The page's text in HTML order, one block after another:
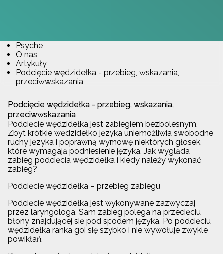
Psyche
O nas
Artykuły
Podcięcie wędzidełka - przebieg, wskazania,
przeciwwskazania
Podcięcie wędzidełka - przebieg, wskazania,
przeciwwskazania
Podcięcie wędzidełka jest zabiegiem bezbolesnym.
Zbyt krótkie wędzidełko języka uniemożliwia swobodne
ruchy języka i poprawną wymowę niektórych głosek,
które wymagają podniesienie języka. Jak wygląda
zabieg podcięcia wędzidełka i kiedy należy wykonać
zabieg?
Podcięcie wędzidełka – przebieg zabiegu
Podcięcie wędzidełka jest wykonywane zazwyczaj
przez laryngologa. Sam zabieg polega na przecięciu
błony znajdującej się pod spodem języka. Po podcięciu
wędzidełka ranka goi się szybko i nie wywołuje zwykle
powikłań.